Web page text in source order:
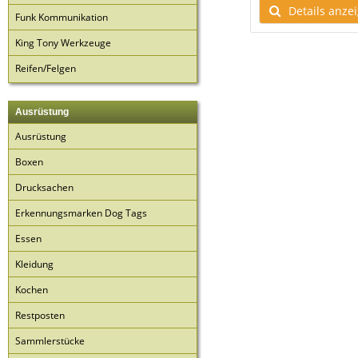
Funk Kommunikation
King Tony Werkzeuge
Reifen/Felgen
Ausrüstung
Ausrüstung
Boxen
Drucksachen
Erkennungsmarken Dog Tags
Essen
Kleidung
Kochen
Restposten
Sammlerstücke
Details